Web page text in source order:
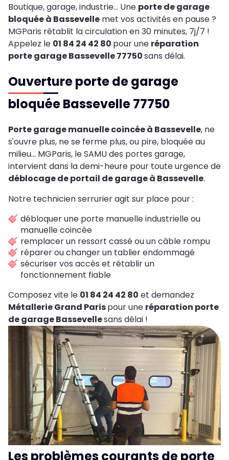
Boutique, garage, industrie… Une porte de garage
bloquée à Bassevelle met vos activités en pause ?
MGParis rétablit la circulation en 30 minutes, 7j/7 !
Appelez le 01 84 24 42 80 pour une réparation
porte garage Bassevelle 77750sans délai.
Ouverture porte de garage
bloquée Bassevelle 77750
Porte garage manuelle coincée à Bassevelle, ne
s'ouvre plus, ne se ferme plus, ou pire, bloquée au
milieu... MGParis, le SAMU des portes garage,
intervient dans la demi-heure pour toute urgence de
déblocage de portail de garage à Bassevelle.
Notre technicien serrurier agit sur place pour :
débloquer une porte manuelle industrielle ou
manuelle coincée
remplacer un ressort cassé ou un câble rompu
réparer ou changer un tablier endommagé
sécuriser vos accès et rétablir un
fonctionnement fiable
Composez vite le 01 84 24 42 80 et demandez
Métallerie Grand Parispour une réparation porte
de garage Bassevellesans délai !
Les problèmes courants de porte